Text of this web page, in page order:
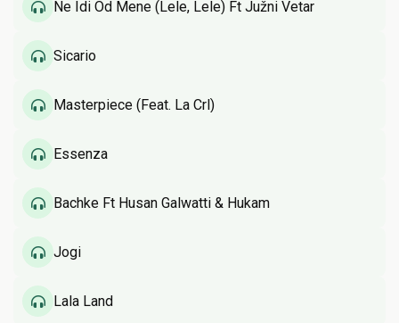
Ne Idi Od Mene (Lele, Lele) Ft Južni Vetar
Sicario
Masterpiece (Feat. La Crl)
Essenza
Bachke Ft Husan Galwatti & Hukam
Jogi
Lala Land